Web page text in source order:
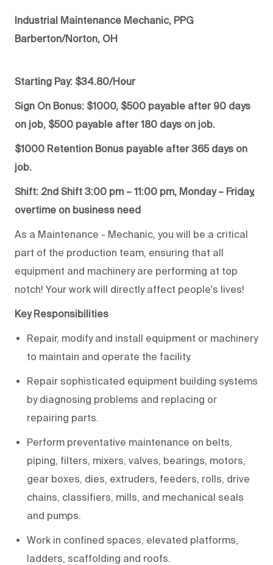
Industrial Maintenance Mechanic, PPG
Barberton/Norton, OH
Starting Pay: $34.80/Hour
Sign On Bonus: $1000, $500 payable after 90 days
on job, $500 payable after 180 days on job.
$1000 Retention Bonus payable after 365 days on
job.
Shift: 2nd Shift 3:00 pm – 11:00 pm, Monday – Friday,
overtime on business need
As a Maintenance - Mechanic, you will be a critical
part of the production team, ensuring that all
equipment and machinery are performing at top
notch! Your work will directly affect people's lives!
Key Responsibilities
Repair, modify and install equipment or machinery
to maintain and operate the facility.
Repair sophisticated equipment building systems
by diagnosing problems and replacing or
repairing parts.
Perform preventative maintenance on belts,
piping, filters, mixers, valves, bearings, motors,
gear boxes, dies, extruders, feeders, rolls, drive
chains, classifiers, mills, and mechanical seals
and pumps.
Work in confined spaces, elevated platforms,
ladders, scaffolding and roofs.